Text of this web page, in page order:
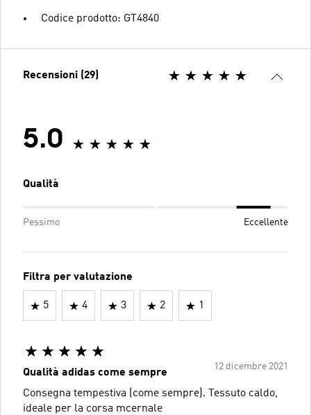
Codice prodotto: GT4840
Recensioni (29)
5.0
Qualità
Pessimo Eccellente
Filtra per valutazione
5 4 3 2 1
12 dicembre 2021
Qualità adidas come sempre
Consegna tempestiva (come sempre). Tessuto caldo,
ideale per la corsa mcernale